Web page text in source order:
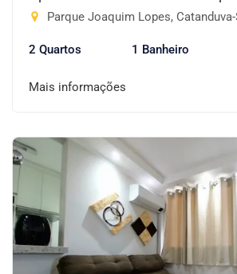
Parque Joaquim Lopes, Catanduva-
2 Quartos 1 Banheiro
Mais informações